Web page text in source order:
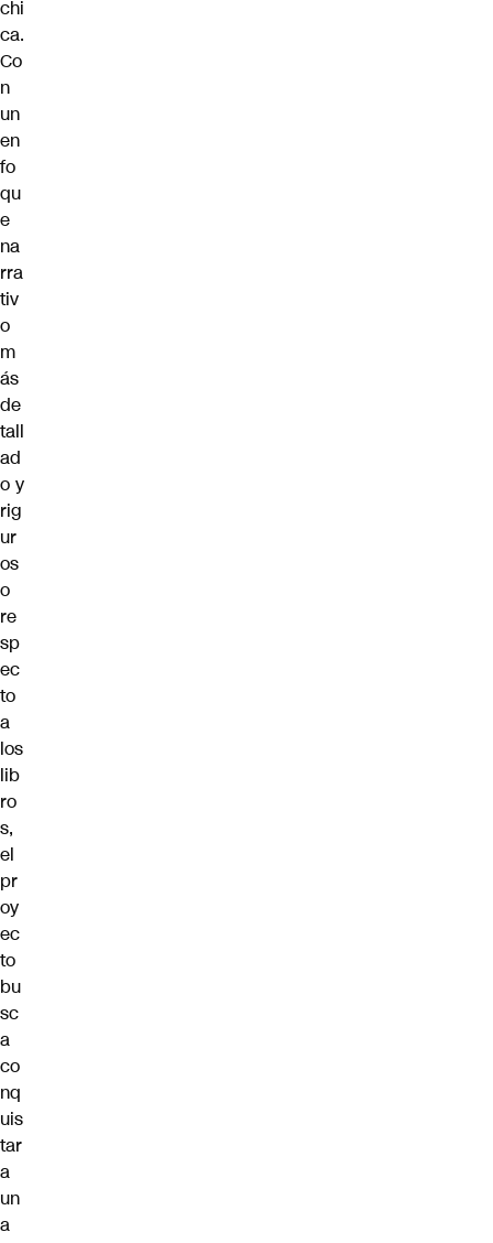
chi
ca.
Co
n
un
en
fo
qu
e
na
rra
tiv
o
m
ás
de
tall
ad
o y
rig
ur
os
o
re
sp
ec
to
a
los
lib
ro
s,
el
pr
oy
ec
to
bu
sc
a
co
nq
uis
tar
a
un
a